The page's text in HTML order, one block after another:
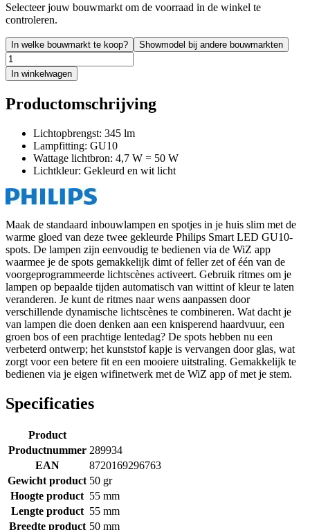
Selecteer jouw bouwmarkt om de voorraad in de winkel te
controleren.
In welke bouwmarkt te koop? Showmodel bij andere bouwmarkten
In winkelwagen
Productomschrijving
Lichtopbrengst: 345 lm
Lampfitting: GU10
Wattage lichtbron: 4,7 W = 50 W
Lichtkleur: Gekleurd en wit licht
Maak de standaard inbouwlampen en spotjes in je huis slim met de
warme gloed van deze twee gekleurde Philips Smart LED GU10-
spots. De lampen zijn eenvoudig te bedienen via de WiZ app
waarmee je de spots gemakkelijk dimt of feller zet of één van de
voorgeprogrammeerde lichtscènes activeert. Gebruik ritmes om je
lampen op bepaalde tijden automatisch van wittint of kleur te laten
veranderen. Je kunt de ritmes naar wens aanpassen door
verschillende dynamische lichtscènes te combineren. Wat dacht je
van lampen die doen denken aan een knisperend haardvuur, een
groen bos of een prachtige lentedag? De spots hebben nu een
verbeterd ontwerp; het kunststof kapje is vervangen door glas, wat
zorgt voor een betere fit en een mooiere uitstraling. Gemakkelijk te
bedienen via je eigen wifinetwerk met de WiZ app of met je stem.
Specificaties
Product
Productnummer 289934
EAN
8720169296763
Gewicht product 50 gr
Hoogte product 55 mm
Lengte product 55 mm
Breedte product 50 mm